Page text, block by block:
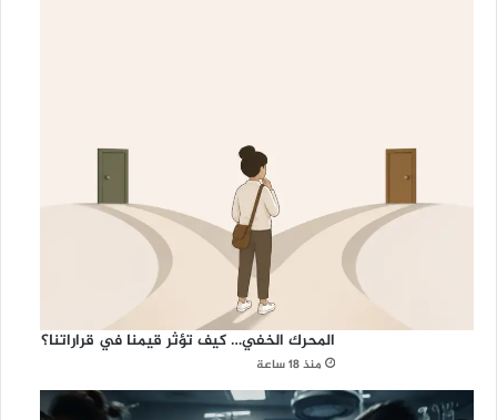
المحرك الخفي… كيف تؤثر قيمنا في قراراتنا؟
منذ 18 ساعة